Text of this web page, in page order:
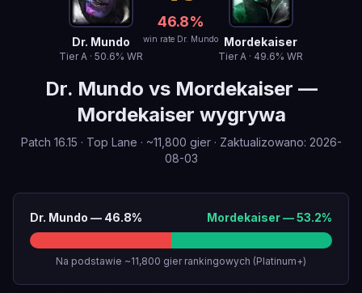
Dr. Mundo
TierA · 50.6% WR
46.8%
win rate Dr. Mundo Mordekaiser
TierA · 49.6% WR
Dr. Mundo vs Mordekaiser —
Mordekaiser wygrywa
Patch 16.15 · Top Lane · ~11,800 gier· Zaktualizowano: 2026-
08-03
Dr. Mundo — 46.8% Mordekaiser—53.2%
Na podstawie ~11,800 gier rankingowych (Platinum+)